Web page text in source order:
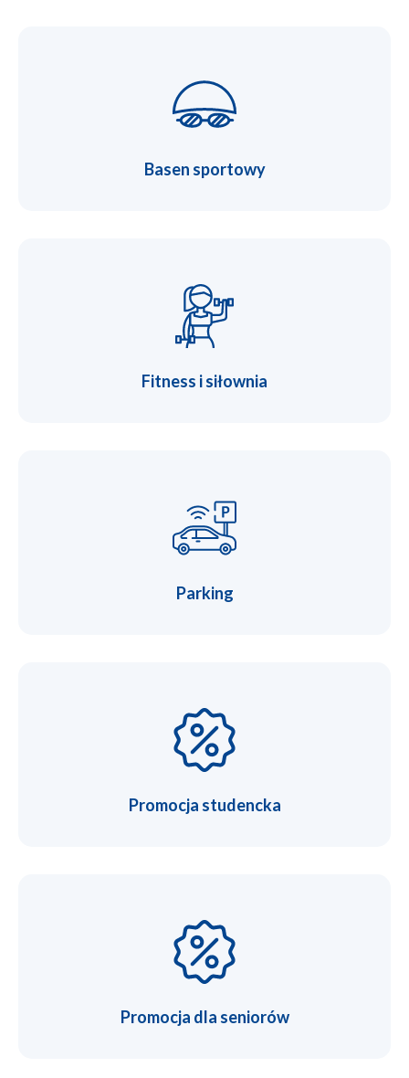
Basen sportowy
Fitness i siłownia
Parking
Promocja studencka
Promocja dla seniorów